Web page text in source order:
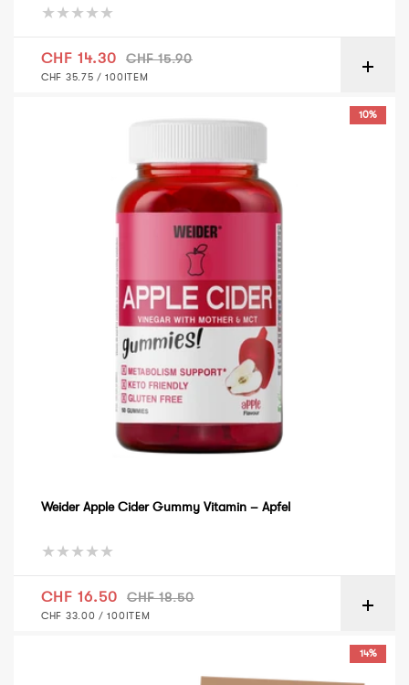
CHF 15.90
Verkaufspreis
CHF 14.30
GRUNDPREIS
CHF 35.75 / PRO
100ITEM
10%
Weider Apple Cider Gummy Vitamin – Apfel
CHF 18.50
Verkaufspreis
CHF 16.50
GRUNDPREIS
CHF 33.00 / PRO
100ITEM
14%